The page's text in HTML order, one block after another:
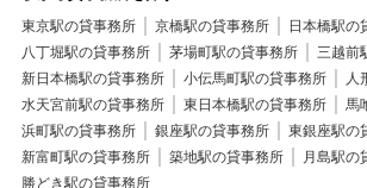
東京駅の貸事務所 京橋駅の貸事務所
日本橋駅の
八丁堀駅の貸事務所
茅場町駅の貸事務所
三越前
新日本橋駅の貸事務所
小伝馬町駅の貸事務所
人
水天宮前駅の貸事務所
東日本橋駅の貸事務所
馬
浜町駅の貸事務所
銀座駅の貸事務所
東銀座駅の
新富町駅の貸事務所
築地駅の貸事務所
月島駅の
勝どき駅の貸事務所